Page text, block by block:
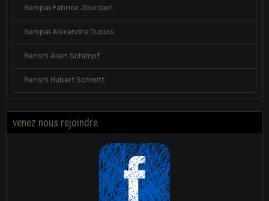
Sempaï Fabrice Jourdain
Sempaï Alexandre Dupuis
Renshi Alain Schimpf
Renshi Hubert Schmitt
venez nous rejoindre